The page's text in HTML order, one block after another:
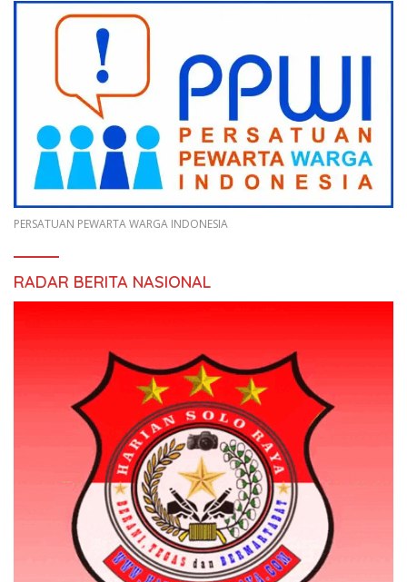
PERSATUAN PEWARTA WARGA INDONESIA
RADAR BERITA NASIONAL